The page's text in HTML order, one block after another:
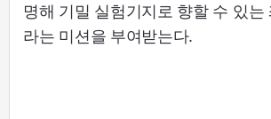
명해 기밀 실험기지로 향할 수 있는
라는 미션을 부여받는다.